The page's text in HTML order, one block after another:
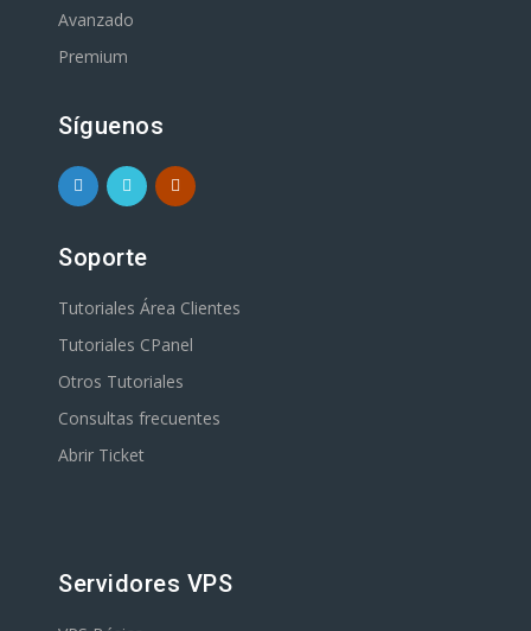
Avanzado
Premium
Síguenos
Soporte
Tutoriales Área Clientes
Tutoriales CPanel
Otros Tutoriales
Consultas frecuentes
Abrir Ticket
Servidores VPS